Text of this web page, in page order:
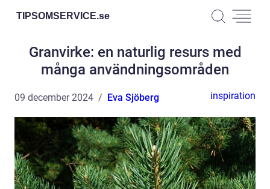
TIPSOMSERVICE.se
Granvirke: en naturlig resurs med
många användningsområden
09 december 2024 Eva Sjöberg inspiration